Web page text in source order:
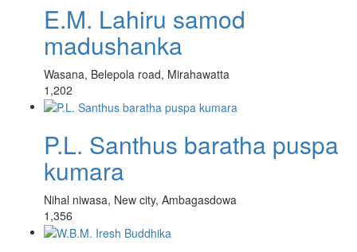
E.M. Lahiru samod
madushanka
Wasana, Belepola road, Mirahawatta
1,202
P.L. Santhus baratha puspa
kumara
Nihal niwasa, New city, Ambagasdowa
1,356